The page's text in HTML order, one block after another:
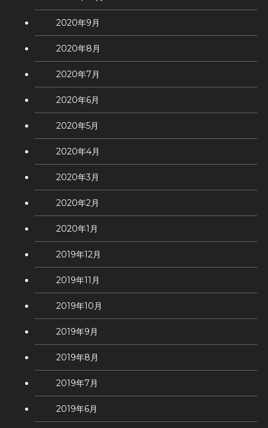
2020年9月
2020年8月
2020年7月
2020年6月
2020年5月
2020年4月
2020年3月
2020年2月
2020年1月
2019年12月
2019年11月
2019年10月
2019年9月
2019年8月
2019年7月
2019年6月